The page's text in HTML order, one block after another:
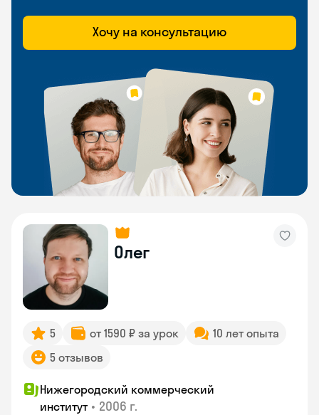
Хочу на консультацию
Олег
5 от 1590 ₽ за урок
10 лет опыта
5 отзывов
Нижегородский коммерческий
институт • 2006 г.